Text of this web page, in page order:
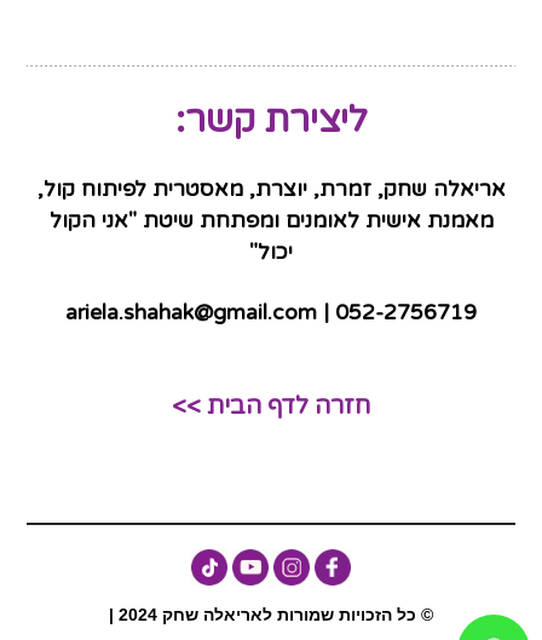
ליצירת קשר:
אריאלה שחק, זמרת, יוצרת, מאסטרית לפיתוח קול,
מאמנת אישית לאומנים ומפתחת שיטת "אני הקול
יכול"
ariela.shahak@gmail.com | 052-2756719
חזרה לדף הבית >>
© כל הזכויות שמורות לאריאלה שחק 2024 |